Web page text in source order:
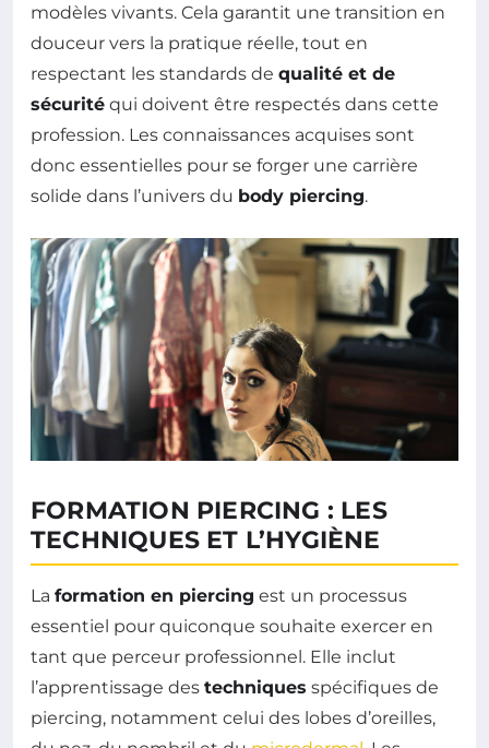
modèles vivants. Cela garantit une transition en
douceur vers la pratique réelle, tout en
respectant les standards de qualité et de
sécurité qui doivent être respectés dans cette
profession. Les connaissances acquises sont
donc essentielles pour se forger une carrière
solide dans l’univers du body piercing.
FORMATION PIERCING : LES
TECHNIQUES ET L’HYGIÈNE
La formation en piercing est un processus
essentiel pour quiconque souhaite exercer en
tant que perceur professionnel. Elle inclut
l’apprentissage des techniques spécifiques de
piercing, notamment celui des lobes d’oreilles,